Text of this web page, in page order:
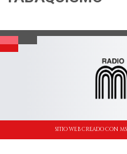
SITIO WEB CREADO CON